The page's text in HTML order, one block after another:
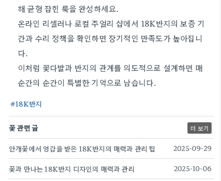
해 균형 잡힌 룩을 완성하세요.
온라인 리셀러나 로컬 주얼리 샵에서 18K반지의 보증 기
간과 수리 정책을 확인하면 장기적인 만족도가 높아집니
다.
이처럼 꽃다발과 반지의 관계를 의도적으로 설계하면 매
순간의 순간이 특별한 기억으로 남습니다.
18K반지
꽃 관련 글 더 보기
안개꽃에서 영감을 받은 18K반지의 매력과 관리 팁 2025-09-29
꽃과 만나는 18K반지 디자인의 매력과 관리 2025-10-06